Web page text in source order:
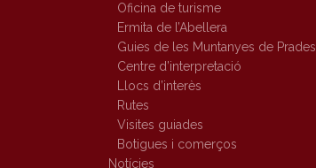
Oficina de turisme
Ermita de l’Abellera
Guies de les Muntanyes de Prades
Centre d’interpretació
Llocs d’interès
Rutes
Visites guiades
Botigues i comerços
Notícies